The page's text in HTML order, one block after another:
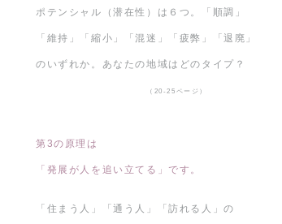
ポテンシャル（潜在性）は６つ。「順調」
「維持」「縮小」「混迷」「疲弊」「退廃」
のいずれか。あなたの地域はどのタイプ？
（20-25ページ）
第3の原理は
「発展が人を追い立てる」です。
「住まう人」「通う人」「訪れる人」の